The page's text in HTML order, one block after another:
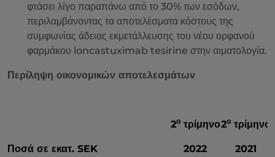
φτάσει λίγο παραπάνω από το 30% των εσόδων,
περιλαμβάνοντας τα αποτελέσματα κόστους της
συμφωνίας άδειας εκμετάλλευσης του νέου ορφανού
φαρμάκου loncastuximab tesirine στην αιματολογία.
Περίληψη οικονομικών αποτελεσμάτων
2οτρίμηνο2οτρίμηνο
Ποσά σε εκατ. SEK 2022 2021